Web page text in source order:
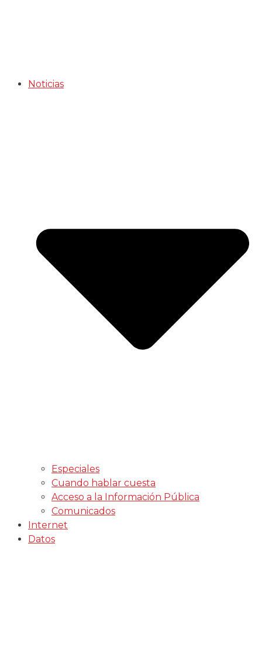
Noticias
Especiales
Cuando hablar cuesta
Acceso a la Información Pública
Comunicados
Internet
Datos